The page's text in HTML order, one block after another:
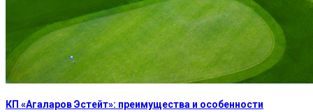
КП «Агаларов Эстейт»: преимущества и особенности